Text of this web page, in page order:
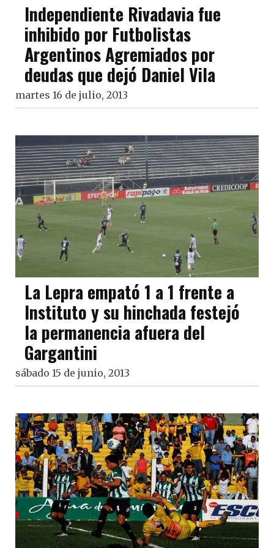
Independiente Rivadavia fue
inhibido por Futbolistas
Argentinos Agremiados por
deudas que dejó Daniel Vila
martes 16 de julio, 2013
La Lepra empató 1 a 1 frente a
Instituto y su hinchada festejó
la permanencia afuera del
Gargantini
sábado 15 de junio, 2013